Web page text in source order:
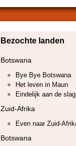
Bezochte landen
Botswana
Bye Bye Botswana
Het leven in Maun
Eindelijk aan de
Zuid-Afrika
Even naar Zuid-
Botswana